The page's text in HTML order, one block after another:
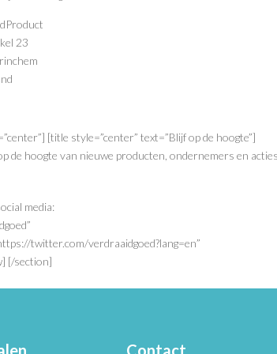
23
[title style=”center” text=”Blijf op de hoogte”]
de hoogte van nieuwe producten, ondernemers en
media:
twitter.com/verdraaidgoed?lang=en”
[/section]
Contact